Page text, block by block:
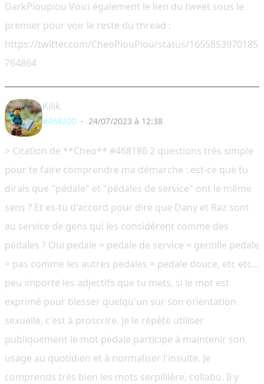
DarkPioupiou Voici également le lien du tweet sous le
premier pour voir le reste du thread :
https://twitter.com/CheoPiouPiou/status/1655853970185
764864
Kilik
#468200 - 24/07/2023 à 12:38
> Citation de **Cheo** #468186 2 questions très simple
pour te faire comprendre ma démarche : est-ce que tu
dirais que "pédale" et "pédales de service" ont le même
sens ? Et es-tu d'accord pour dire que Dany et Raz sont
au service de gens qui les considèrent comme des
pédales ? Oui pedale = pedale de service = gentille pedale
= pas comme les autres pedales = pedale douce, etc etc...
peu importe les adjectifs que tu mets, si le mot est
exprimé pour blesser quelqu'un sur son orientation
sexuelle, c'est à proscrire. Je le répète utiliser
publiquement le mot pédale participe à maintenir son
usage au quotidien et à normaliser l'insulte. Je
comprends très bien les mots serpillière, collabo. Il y